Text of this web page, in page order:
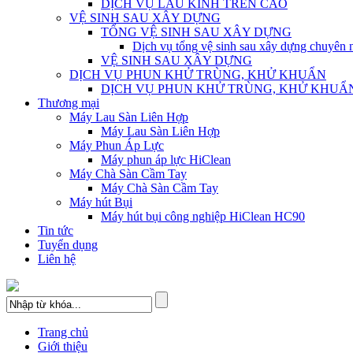
DỊCH VỤ LAU KÍNH TRÊN CAO
VỆ SINH SAU XÂY DỰNG
TỔNG VỆ SINH SAU XÂY DỰNG
Dịch vụ tổng vệ sinh sau xây dựng chuyên
VỆ SINH SAU XÂY DỰNG
DỊCH VỤ PHUN KHỬ TRÙNG, KHỬ KHUẨN
DỊCH VỤ PHUN KHỬ TRÙNG, KHỬ
Thương mại
Máy Lau Sàn Liên Hợp
Máy Lau Sàn Liên Hợp
Máy Phun Áp Lực
Máy phun áp lực HiClean
Máy Chà Sàn Cầm Tay
Máy Chà Sàn Cầm Tay
Máy hút Bụi
Máy hút bụi công nghiệp HiClean HC90
Tin tức
Tuyển dụng
Liên hệ
Trang chủ
Giới thiệu